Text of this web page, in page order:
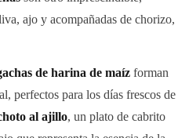
ajo y acompañadas de chorizo,
de harina de maíz forman
perfectos para los días frescos de
al ajillo, un plato de cabrito